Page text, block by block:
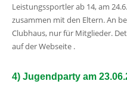
Leistungssportler ab 14, am
zusammen mit den Eltern. An
Clubhaus, nur für Mitglieder.
auf der Webseite .
4) Jugendparty am